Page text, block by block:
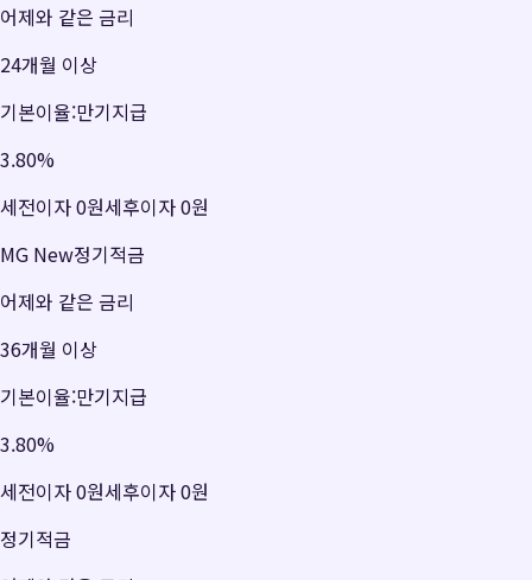
어제와 같은 금리
24개월 이상
기본이율:만기지급
3.80%
세전이자0원세후이자0원
MG New정기적금
어제와 같은 금리
36개월 이상
기본이율:만기지급
3.80%
세전이자0원세후이자0원
정기적금